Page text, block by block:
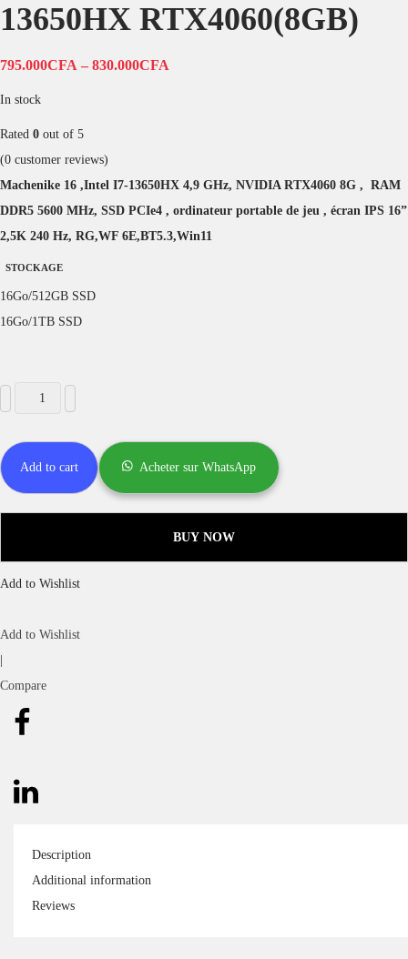
13650HX RTX4060(8GB)
795.000CFA – 830.000CFA
In stock
Rated 0 out of 5
(0 customer reviews)
Machenike 16 ,Intel I7-13650HX 4,9 GHz, NVIDIA RTX4060 8G , RAM
DDR5 5600 MHz, SSD PCIe4 , ordinateur portable de jeu , écran IPS 16”
2,5K 240 Hz, RG,WF 6E,BT5.3,Win11
STOCKAGE
16Go/512GB SSD
16Go/1TB SSD
Add to cart Acheter sur WhatsApp
BUY NOW
Add to Wishlist
Add to Wishlist
Compare
Description
Additional information
Reviews